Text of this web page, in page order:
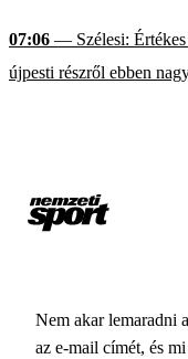
07:06 — Szélesi: Értékes
újpesti részről ebben
Nem akar lemaradni
az e-mail címét, és